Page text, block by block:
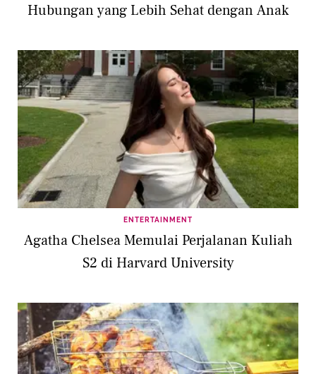
Hubungan yang Lebih Sehat dengan Anak
ENTERTAINMENT
Agatha Chelsea Memulai Perjalanan Kuliah
S2 di Harvard University